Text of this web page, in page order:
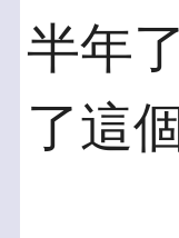
半年
了這